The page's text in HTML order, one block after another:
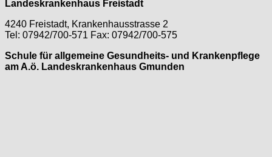
Landeskrankenhaus Freistadt
4240 Freistadt, Krankenhausstrasse 2
Tel: 07942/700-571 Fax: 07942/700-575
Schule für allgemeine Gesundheits- und Krankenpflege
am A.ö. Landeskrankenhaus Gmunden